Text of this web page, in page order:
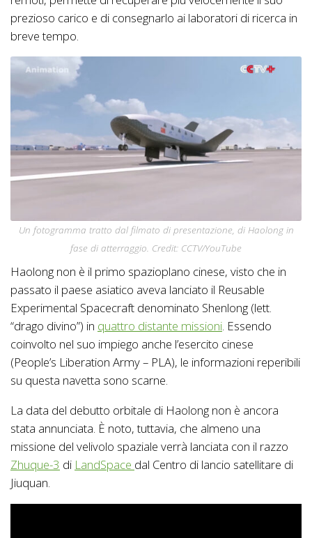
prezioso carico e di consegnarlo ai laboratori di ricerca in
breve tempo.
Un fotogramma tratto dal filmato di presentazione, di Haolong in
fase di atterraggio. Credit: CCTV/YouTube
Haolong non è il primo spazioplano cinese, visto che in
passato il paese asiatico aveva lanciato il Reusable
Experimental Spacecraft denominato Shenlong (lett.
“drago divino”) in quattro distante missioni. Essendo
coinvolto nel suo impiego anche l’esercito cinese
(People’s Liberation Army – PLA), le informazioni reperibili
su questa navetta sono scarne.
La data del debutto orbitale di Haolong non è ancora
stata annunciata. È noto, tuttavia, che almeno una
missione del velivolo spaziale verrà lanciata con il razzo
Zhuque-3 di LandSpace dal Centro di lancio satellitare di
Jiuquan.